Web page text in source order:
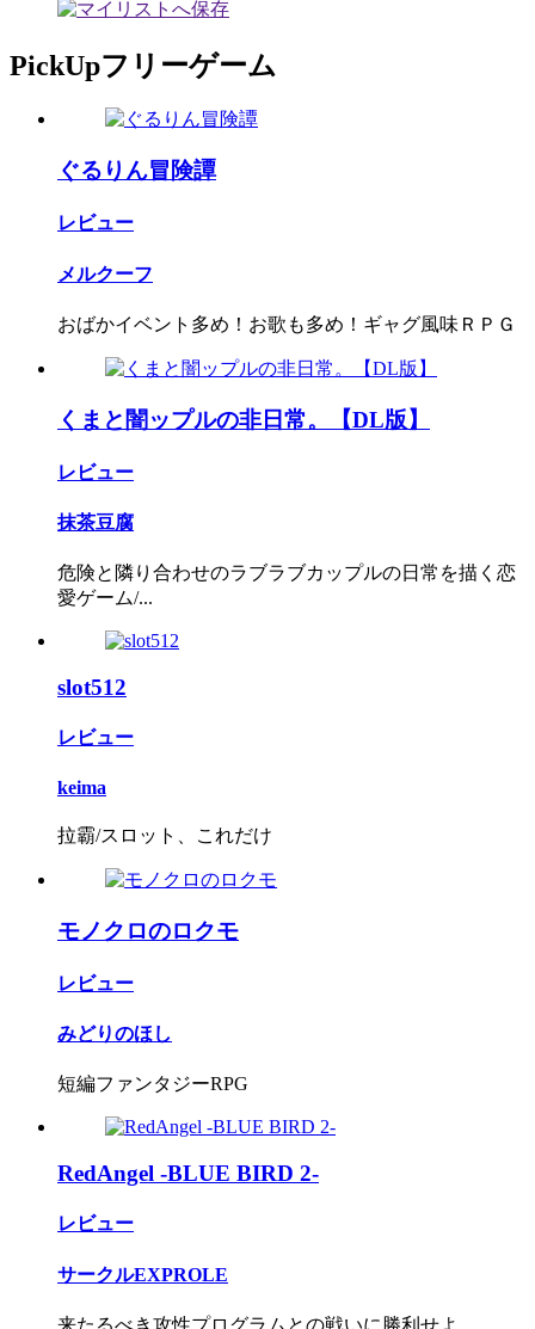
PickUpフリーゲーム
ぐるりん冒険譚
レビュー
メルクーフ
おばかイベント多め！お歌も多め！ギャグ風味ＲＰＧ
くまと闇ップルの非日常。【DL版】
レビュー
抹茶豆腐
危険と隣り合わせのラブラブカップルの日常を描く恋
愛ゲーム/...
slot512
レビュー
keima
拉霸/スロット、これだけ
モノクロのロクモ
レビュー
みどりのほし
短編ファンタジーRPG
RedAngel -BLUE BIRD 2-
レビュー
サークルEXPROLE
来たるべき攻性プログラムとの戦いに勝利せよ。